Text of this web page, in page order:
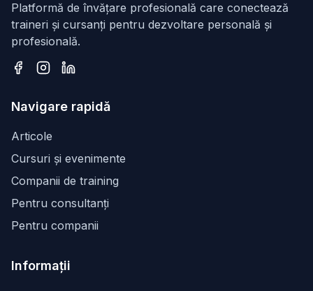
Platformă de învățare profesională care conectează
traineri și cursanți pentru dezvoltare personală și
profesională.
Navigare rapidă
Articole
Cursuri și evenimente
Companii de training
Pentru consultanți
Pentru companii
Informații